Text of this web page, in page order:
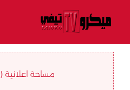
مساحة اعلانية (ADS)